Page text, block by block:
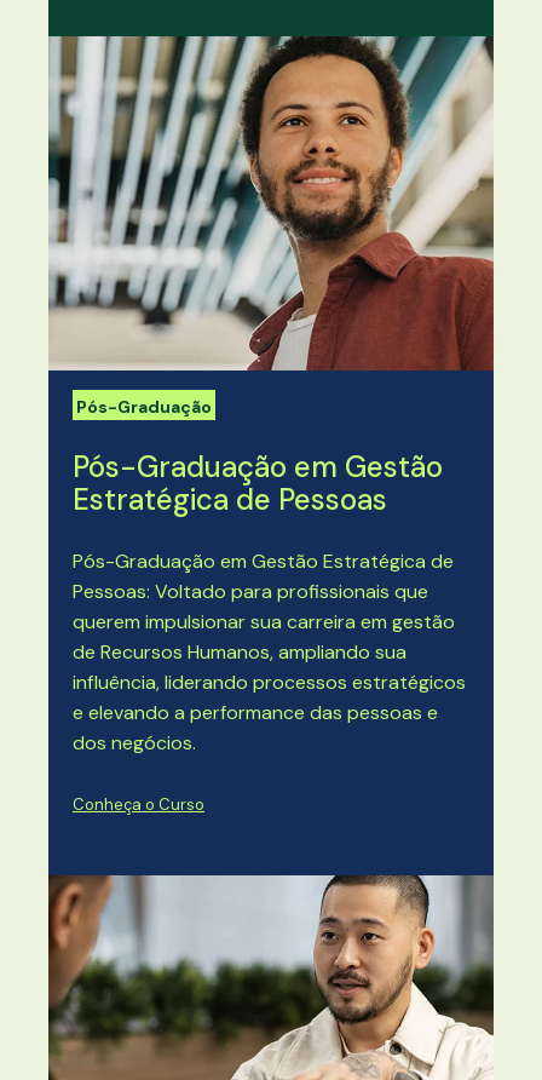
Pós-Graduação
Pós-Graduação em Gestão
Estratégica de Pessoas
Pós-Graduação em Gestão Estratégica de
Pessoas: Voltado para profissionais que
querem impulsionar sua carreira em gestão
de Recursos Humanos, ampliando sua
influência, liderando processos estratégicos
e elevando a performance das pessoas e
dos negócios.
Conheça o Curso